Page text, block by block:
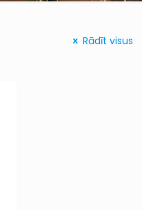
Rādīt visus